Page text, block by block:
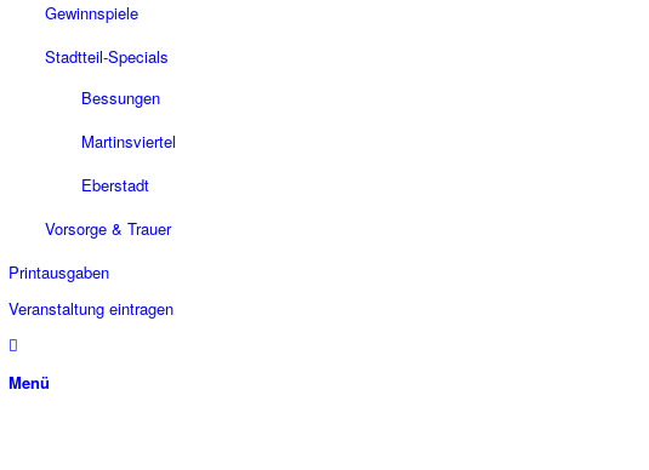
Gewinnspiele
Stadtteil-Specials
Bessungen
Martinsviertel
Eberstadt
Vorsorge & Trauer
Printausgaben
Veranstaltung eintragen
Menü